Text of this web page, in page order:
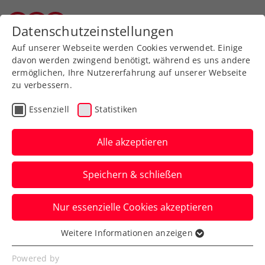
Turniere
Next Up Kitzbühel: Die
Zukunft des Tennissports
beim Generali Open
Nach der erfolgreichen Premiere 2022
küren auch heuer fünf hochtalentierte
Jugendliche einen Champion.
Verfasst von: Presseaussendung / Redaktion, 03.08.2023
Datenschutzeinstellungen
Auf unserer Webseite werden Cookies verwendet. Einige
davon werden zwingend benötigt, während es uns andere
ermöglichen, Ihre Nutzererfahrung auf unserer Webseite
zu verbessern.
Essenziell Statistiken
Alle akzeptieren
Speichern & schließen
Nur essenzielle Cookies akzeptieren
Essenziell
Essenzielle Cookies werden für grundlegende
Weitere Informationen anzeigen
Powered by